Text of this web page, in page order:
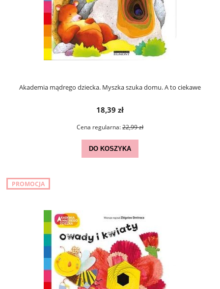
Akademia mądrego dziecka. Myszka szuka domu. A to ciekawe
18,39 zł
Cena regularna:22,99 zł
DO KOSZYKA
PROMOCJA